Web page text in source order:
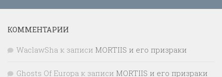
КОММЕНТАРИИ
WaclawSha к записи MORTIIS и его призраки
Ghosts Of Europa к записи MORTIIS и его призраки